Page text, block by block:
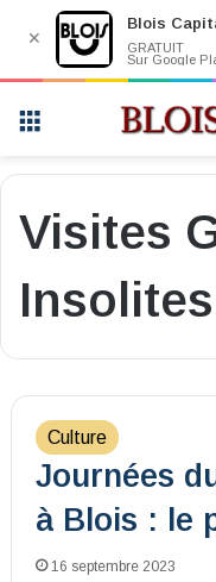
Visites
Insolites
Culture
Journées
à Blois : le
16 septembre 2023
✕
Blois
GRATUIT
Sur Google